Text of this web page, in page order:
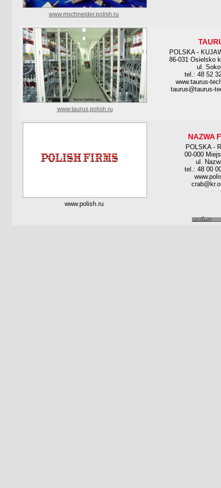
www.mschneider.polish.ru
POLSKA -
86-031 Osielsko
ul.
tel.: 48 52
www.taurus-
taurus@taurus-
www.taurus.polish.ru
NAZWA
POLSKA -
00-000
ul.
tel.: 48 00
www.polish.ru